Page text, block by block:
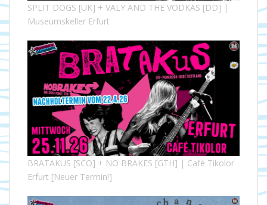
SPLIT DOGS [UK] + VALY AND THE VODKAS [DD] |
Museumskeller Erfurt
BRATAKUS [SCO] + NO BRAKES [GTH] | Café Tikolor
Erfurt [Neuer Termin!]